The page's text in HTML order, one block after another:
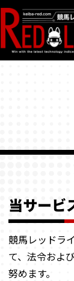
ログイン
CONTENTS
コンテンツ
選ばれる理由
当サービ
競馬レッドラ
て、法令およ
努めます。